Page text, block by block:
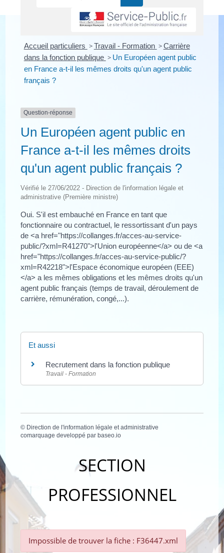
Accueil particuliers >Travail - Formation >Carrière
dans la fonction publique > Un Européen agent public
en France a-t-il les mêmes droits qu'un agent public
français ?
Question-réponse
Un Européen agent public en
France a-t-il les mêmes droits
qu'un agent public français ?
Vérifié le 27/06/2022 - Direction de l'information légale et
administrative (Première ministre)
Oui. S'il est embauché en France en tant que
fonctionnaire ou contractuel, le ressortissant d'un pays
de <a href="https://collanges.fr/acces-au-service-
public/?xml=R41270">l'Union européenne</a> ou de <a
href="https://collanges.fr/acces-au-service-public/?
xml=R42218">l'Espace économique européen (EEE)
</a> a les mêmes obligations et les mêmes droits qu'un
agent public français (temps de travail, déroulement de
carrière, rémunération, congé,...).
Et aussi
Recrutement dans la fonction publique
Travail - Formation
© Direction de l'information légale et administrative
comarquage developpé parbaseo.io
SECTION
PROFESSIONNEL
Impossible de trouver la fiche : F36447.xml